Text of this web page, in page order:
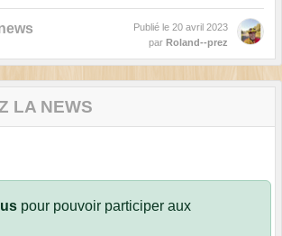
Publié le 20 avril 2023
par Roland--prez
LA NEWS
pour pouvoir participer aux